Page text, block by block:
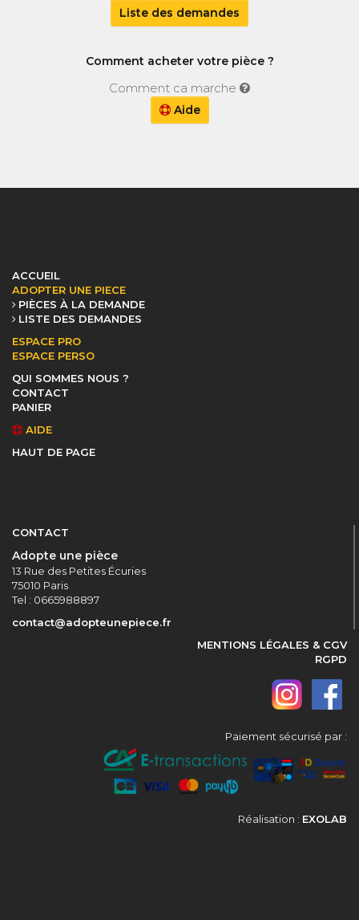
Liste des demandes
Comment acheter votre pièce ?
Comment ca marche
Aide
ACCUEIL
ADOPTER UNE PIECE
PIÈCES À LA DEMANDE
LISTE DES DEMANDES
ESPACE PRO
ESPACE PERSO
QUI SOMMES NOUS ?
CONTACT
PANIER
AIDE
HAUT DE PAGE
CONTACT
Adopte une pièce
13 Rue des Petites Écuries
75010 Paris
Tel : 0665988897
contact@adopteunepiece.fr
MENTIONS LÉGALES & CGV
RGPD
Paiement sécurisé par :
Réalisation : EXOLAB